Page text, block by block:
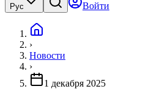
Рус Войти
›
Новости
›
1 декабря 2025